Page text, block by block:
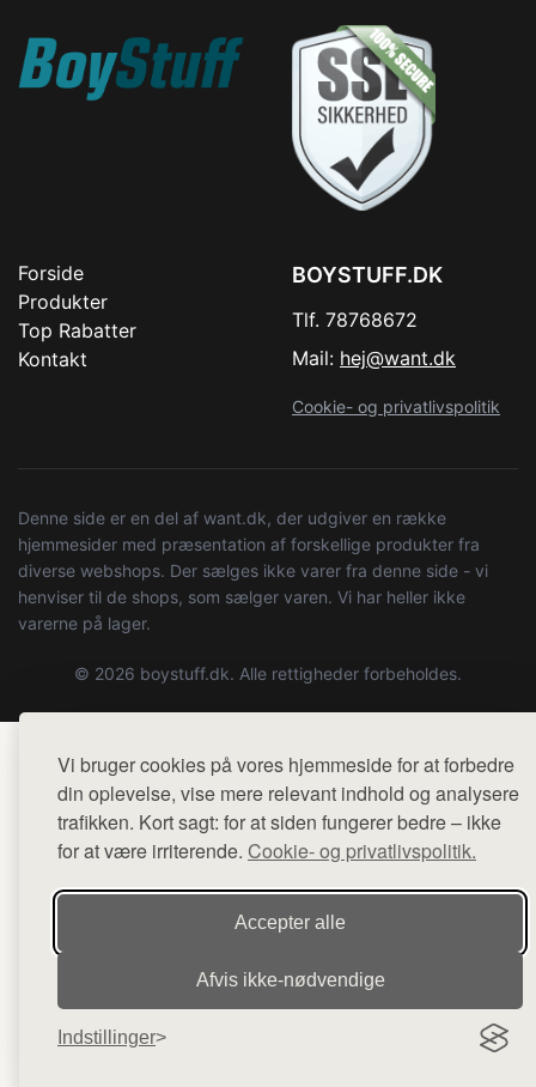
Vi bruger cookies på vores hjemmeside for at forbedre
din oplevelse, vise mere relevant indhold og analysere
trafikken. Kort sagt: for at siden fungerer bedre – ikke
for at være irriterende. Cookie- og privatlivspolitik.
Accepter alle
Afvis ikke‑nødvendige
Indstillinger
Forside
Produkter
Top Rabatter
Kontakt
BOYSTUFF.DK
Tlf. 78768672
Mail: hej@want.dk
Cookie- og privatlivspolitik
Denne side er en del af want.dk, der udgiver en række
hjemmesider med præsentation af forskellige produkter fra
diverse webshops. Der sælges ikke varer fra denne side - vi
henviser til de shops, som sælger varen. Vi har heller ikke
varerne på lager.
© 2026 boystuff.dk. Alle rettigheder forbeholdes.